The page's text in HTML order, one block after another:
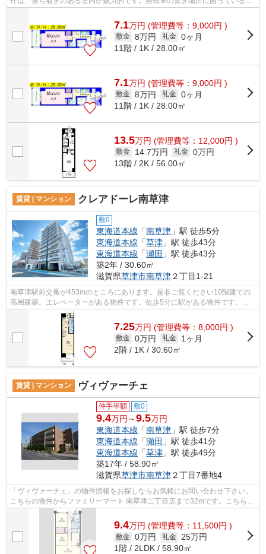
7.1万円 (管理費等：9,000円 )
敷金 8万円 礼金 0ヶ月
11階 / 1K / 28.00㎡
7.1万円 (管理費等：9,000円 )
敷金 8万円 礼金 0ヶ月
11階 / 1K / 28.00㎡
13.5万円 (管理費等：12,000円 )
敷金 14.7万円 礼金 0万円
13階 / 2K / 56.00㎡
賃貸 | マンション クレアドーレ南草津
敷0
東海道本線 「南草津 」駅 徒歩5分
東海道本線 「草津 」駅 徒歩43分
東海道本線 「瀬田 」駅 徒歩43分
築2年 / 30.60㎡
滋賀県草津市南草津２丁目1-21
南草津駅前交番が453mのところにあります。是非ご覧ください10階建ての
高層建築。エレベーターがある物件です。徒歩5分に駅がある物件です。ハ
ウスセゾン南草津店への来店予約は、077-...
7.25万円 (管理費等：8,000円 )
敷金 0万円 礼金
1ヶ月
2階 / 1K / 30.60㎡
賃貸 | マンション ヴィヴァーチェ
仲手半額 敷0
9.4万円～9.5万円
東海道本線 「南草津 」駅 徒歩7分
東海道本線 「瀬田 」駅 徒歩41分
東海道本線 「草津 」駅 徒歩49分
築17年 / 58.90㎡
滋賀県草津市南草津２丁目7番地4
「ヴィヴァーチェ」の物件情報をお探しならお気軽にお問い合わせ下さい。
こちらの物件からファミリーマート 南草津二丁目店まで32mです。こちらは
マンションタイプになります。好評の...
9.4万円 (管理費等：11,500円 )
敷金 0万円 礼金 25万円
1階 / 2LDK / 58.90㎡